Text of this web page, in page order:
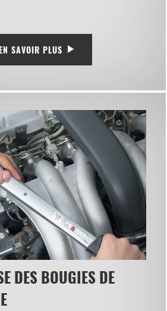
SAVOIR PLUS
DES BOUGIES DE